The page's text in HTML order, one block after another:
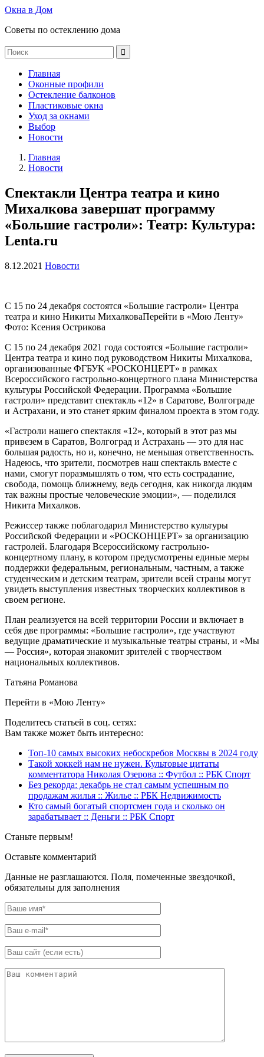
Окна в Дом
Советы по остеклению дома
Главная
Оконные профили
Остекление балконов
Пластиковые окна
Уход за окнами
Выбор
Новости
Главная
Новости
Спектакли Центра театра и кино
Михалкова завершат программу
«Большие гастроли»: Театр: Культура:
Lenta.ru
8.12.2021 Новости
С 15 по 24 декабря состоятся «Большие гастроли» Центра
театра и кино Никиты МихалковаПерейти в «Мою Ленту»
Фото: Ксения Острикова
С 15 по 24 декабря 2021 года состоятся «Большие гастроли»
Центра театра и кино под руководством Никиты Михалкова,
организованные ФГБУК «РОСКОНЦЕРТ» в рамках
Всероссийского гастрольно-концертного плана Министерства
культуры Российской Федерации. Программа «Большие
гастроли» представит спектакль «12» в Саратове, Волгограде
и Астрахани, и это станет ярким финалом проекта в этом году.
«Гастроли нашего спектакля «12», который в этот раз мы
привезем в Саратов, Волгоград и Астрахань — это для нас
большая радость, но и, конечно, не меньшая ответственность.
Надеюсь, что зрители, посмотрев наш спектакль вместе с
нами, смогут поразмышлять о том, что есть сострадание,
свобода, помощь ближнему, ведь сегодня, как никогда людям
так важны простые человеческие эмоции», — поделился
Никита Михалков.
Режиссер также поблагодарил Министерство культуры
Российской Федерации и «РОСКОНЦЕРТ» за организацию
гастролей. Благодаря Всероссийскому гастрольно-
концертному плану, в котором предусмотрены единые меры
поддержки федеральным, региональным, частным, а также
студенческим и детским театрам, зрители всей страны могут
увидеть выступления известных творческих коллективов в
своем регионе.
План реализуется на всей территории России и включает в
себя две программы: «Большие гастроли», где участвуют
ведущие драматические и музыкальные театры страны, и «Мы
— Россия», которая знакомит зрителей с творчеством
национальных коллективов.
Татьяна Романова
Перейти в «Мою Ленту»
Поделитесь статьей в соц. сетях:
Вам также может быть интересно:
Топ-10 самых высоких небоскребов Москвы в 2024 году
Такой хоккей нам не нужен. Культовые цитаты
комментатора Николая Озерова :: Футбол :: РБК Спорт
Без рекорда: декабрь не стал самым успешным по
продажам жилья :: Жилье :: РБК Недвижимость
Кто самый богатый спортсмен года и сколько он
зарабатывает :: Деньги :: РБК Спорт
Станьте первым!
Оставьте комментарий
Данные не разглашаются. Поля, помеченные звездочкой,
обязательны для заполнения